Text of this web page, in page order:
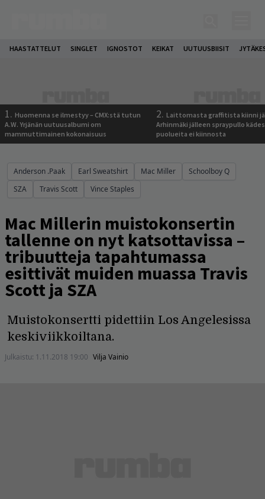
HAASTATTELUT SINGLET IGNOSTOT KEIKAT UUTUUSBIISIT
1. Huomenna se ilmestyy – CMX:stä tutun
A.W. Yrjänän uutuusalbumi om
mammuttimainen kokonaisuus
2. Laittomasta graffitista kiinni
Arhinmäki jälleen spraypullo
puolueita ei kiinnosta
Anderson .Paak Earl Sweatshirt Mac Miller
Schoolboy Q
SZA
Travis Scott Vince Staples
Mac Millerin muistokonsertin
tallenne on nyt katsottavissa –
tribuutteja tapahtumassa
esittivät muiden muassa Travis
Scott ja SZA
Muistokonsertti pidettiin Los Angelesissa
keskiviikkoiltana.
Julkaistu: 1.11.2018 19:00 Vilja Vainio